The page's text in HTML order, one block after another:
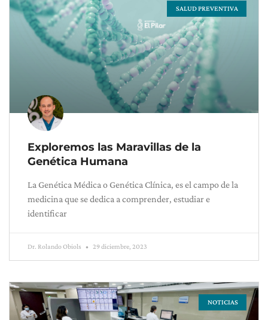
SALUD PREVENTIVA
Exploremos las Maravillas de la
Genética Humana
La Genética Médica o Genética Clínica, es el campo de la
medicina que se dedica a comprender, estudiar e
identificar
Dr. Rolando Obiols 29 diciembre, 2023
NOTICIAS